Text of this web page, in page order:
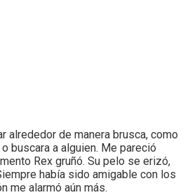
alrededor de manera brusca, como
buscara a alguien. Me pareció
Rex gruñó. Su pelo se erizó,
había sido amigable con los
me alarmó aún más.